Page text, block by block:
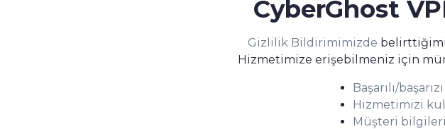
CyberGhost
Gizlilik Bildirimimizde
Hizmetimize erişebilmeniz için
Başarılı/
Hizmetimizi
Müşteri bilgileri